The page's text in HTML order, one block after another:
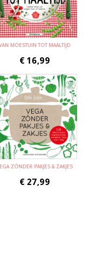
MOESTUIN TOT MAALTIJD
€ 16,99
ZÓNDER PAKJES & ZAKJES
€ 27,99